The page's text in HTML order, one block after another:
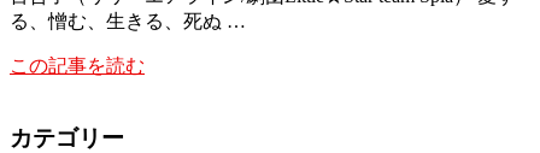
る、憎む、生きる、死ぬ …
この記事を読む
カテゴリー